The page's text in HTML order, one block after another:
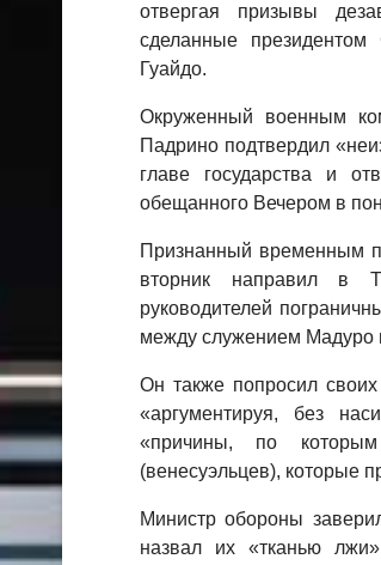
отвергая призывы
сделанные
Гуайдо.
Окруженный военным
Падрино подтвердил
главе государства и
обещанного Вечером в
Признанный временным
вторник направил в
руководителей
между служением Мадуро
Он также попросил
«аргументируя, без
«причины, по
(венесуэльцев), которые
Министр обороны
назвал их «тканью